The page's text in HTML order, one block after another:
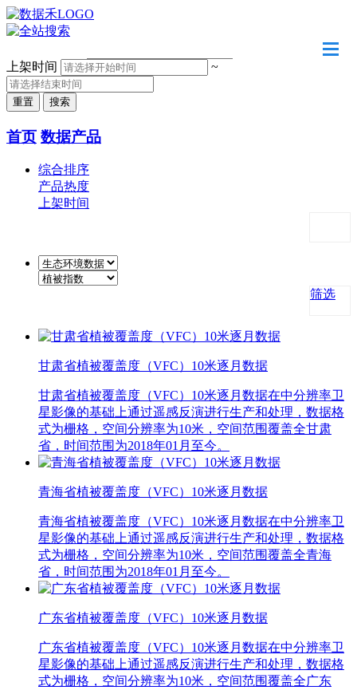
上架时间
~
首页 数据产品
综合排序
产品热度
上架时间
筛选
甘肃省植被覆盖度（VFC）10米逐月数据
甘肃省植被覆盖度（VFC）10米逐月数据在中分辨率卫
星影像的基础上通过遥感反演进行生产和处理，数据格
式为栅格，空间分辨率为10米，空间范围覆盖全甘肃
省，时间范围为2018年01月至今。
青海省植被覆盖度（VFC）10米逐月数据
青海省植被覆盖度（VFC）10米逐月数据在中分辨率卫
星影像的基础上通过遥感反演进行生产和处理，数据格
式为栅格，空间分辨率为10米，空间范围覆盖全青海
省，时间范围为2018年01月至今。
广东省植被覆盖度（VFC）10米逐月数据
广东省植被覆盖度（VFC）10米逐月数据在中分辨率卫
星影像的基础上通过遥感反演进行生产和处理，数据格
式为栅格，空间分辨率为10米，空间范围覆盖全广东